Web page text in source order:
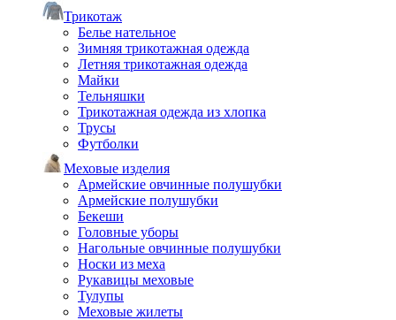
Трикотаж
Белье нательное
Зимняя трикотажная одежда
Летняя трикотажная одежда
Майки
Тельняшки
Трикотажная одежда из хлопка
Трусы
Футболки
Меховые изделия
Армейские овчинные полушубки
Армейские полушубки
Бекеши
Головные уборы
Нагольные овчинные полушубки
Носки из меха
Рукавицы меховые
Тулупы
Меховые жилеты